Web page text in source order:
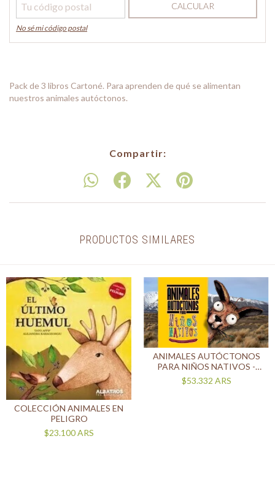
CALCULAR
No sé mi código postal
Pack de 3 libros Cartoné. Para aprenden de qué se alimentan
nuestros animales autóctonos.
Compartir:
PRODUCTOS SIMILARES
COLECCIÓN ANIMALES EN
PELIGRO
$23.100ARS
ANIMALES AUTÓCTONOS
PARA NIÑOS NATIVOS -
ESTEPA Y MONTE
$53.332 ARS